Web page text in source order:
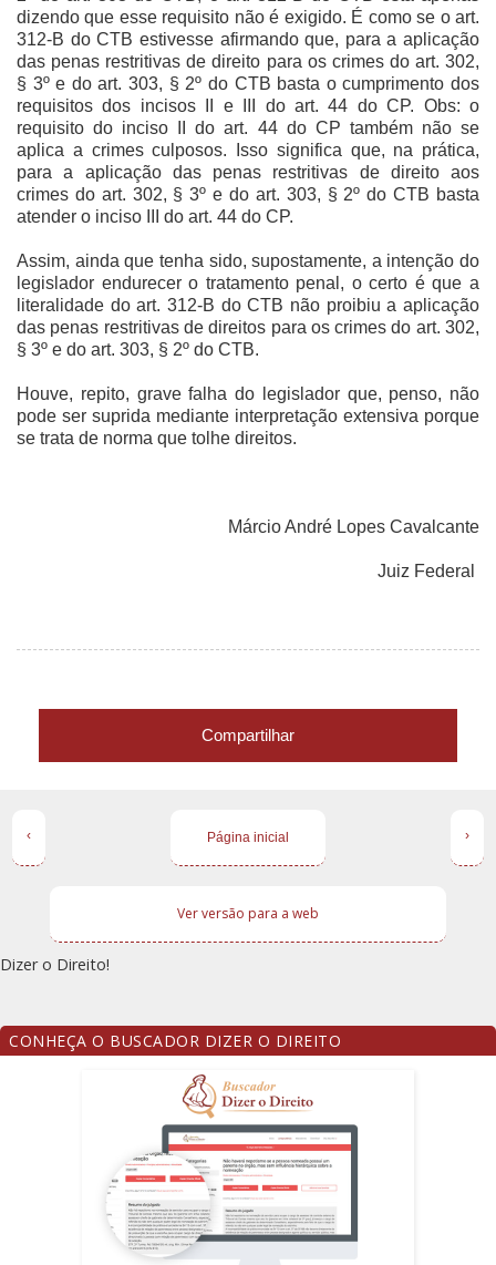
dizendo que esse requisito não é exigido. É como se o art.
312-B do CTB estivesse afirmando que, para a aplicação
das penas restritivas de direito para os crimes do art. 302,
§ 3º e do art. 303, § 2º do CTB basta o cumprimento dos
requisitos dos incisos II e III do art. 44 do CP. Obs: o
requisito do inciso II do art. 44 do CP também não se
aplica a crimes culposos. Isso significa que, na prática,
para a aplicação das penas restritivas de direito aos
crimes do art. 302, § 3º e do art. 303, § 2º do CTB basta
atender o inciso III do art. 44 do CP.
Assim, ainda que tenha sido, supostamente, a intenção do
legislador endurecer o tratamento penal, o certo é que a
literalidade do art. 312-B do CTB não proibiu a aplicação
das penas restritivas de direitos para os crimes do art. 302,
§ 3º e do art. 303, § 2º do CTB.
Houve, repito, grave falha do legislador que, penso, não
pode ser suprida mediante interpretação extensiva porque
se trata de norma que tolhe direitos.
Márcio André Lopes Cavalcante
Juiz Federal
Compartilhar
‹ ›
Página inicial
Ver versão para a web
Dizer o Direito!
CONHEÇA O BUSCADOR DIZER O DIREITO